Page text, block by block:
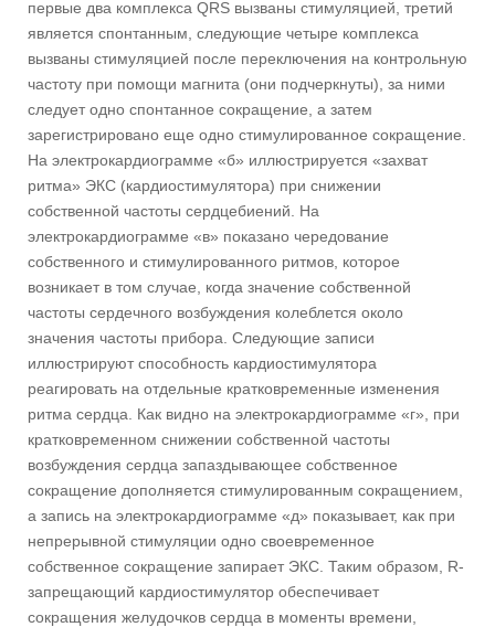
первые два комплекса QRS вызваны стимуляцией, третий
является спонтанным, следующие четыре комплекса
вызваны стимуляцией после переключения на контрольную
частоту при помощи магнита (они подчеркнуты), за ними
следует одно спонтанное сокращение, а затем
зарегистрировано еще одно стимулированное сокращение.
На электрокардиограмме «б» иллюстрируется «захват
ритма» ЭКС (кардиостимулятора) при снижении
собственной частоты сердцебиений. На
электрокардиограмме «в» показано чередование
собственного и стимулированного ритмов, которое
возникает в том случае, когда значение собственной
частоты сердечного возбуждения колеблется около
значения частоты прибора. Следующие записи
иллюстрируют способность кардиостимулятора
реагировать на отдельные кратковременные изменения
ритма сердца. Как видно на электрокардиограмме «г», при
кратковременном снижении собственной частоты
возбуждения сердца запаздывающее собственное
сокращение дополняется стимулированным сокращением,
а запись на электрокардиограмме «д» показывает, как при
непрерывной стимуляции одно своевременное
собственное сокращение запирает ЭКС. Таким образом, R-
запрещающий кардиостимулятор обеспечивает
сокращения желудочков сердца в моменты времени,